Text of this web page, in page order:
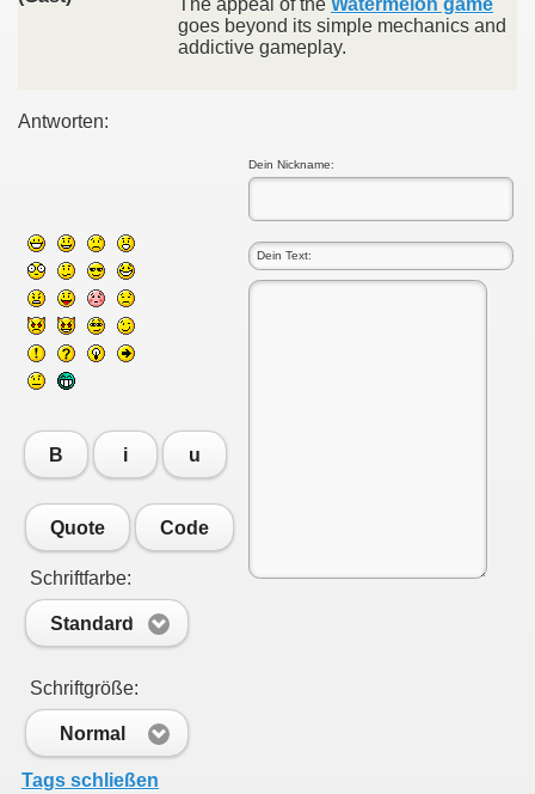
The appeal of the Watermelon game
goes beyond its simple mechanics and
addictive gameplay.
Antworten:
Dein Nickname:
B i u
Quote Code
Schriftfarbe:
Standard
Schriftgröße:
Normal
Tags schließen